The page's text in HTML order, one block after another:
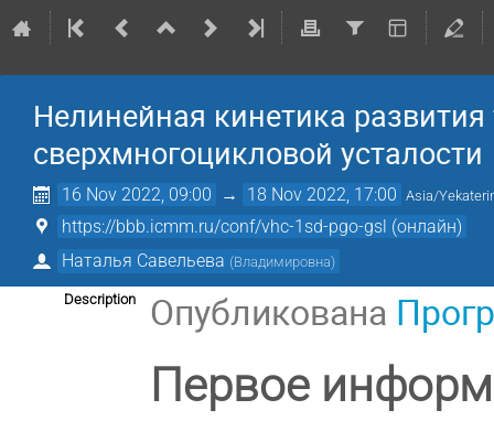
Нелинейная кинетика
сверхмногоцикловой усталости
16 Nov 2022, 09:00 → 18 Nov 2022, 17:00 Asia/
https://bbb.icmm.ru/conf/vhc-1sd-pgo-gsl (онлайн)
Наталья Савельева (Владимировна)
Description Опубликована
Первое